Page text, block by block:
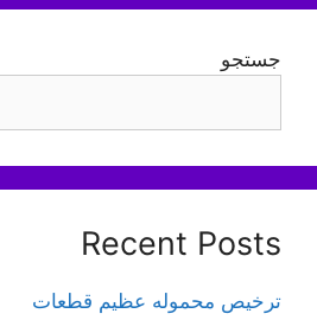
جستجو
Recent Posts
ترخیص محموله عظیم قطعات